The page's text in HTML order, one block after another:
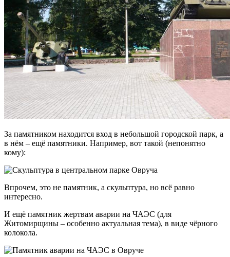
За памятником находится вход в небольшой городской парк, а
в нём – ещё памятники. Например, вот такой (непонятно
кому):
Впрочем, это не памятник, а скульптура, но всё равно
интересно.
И ещё памятник жертвам аварии на ЧАЭС (для
Житомирщины – особенно актуальная тема), в виде чёрного
колокола.